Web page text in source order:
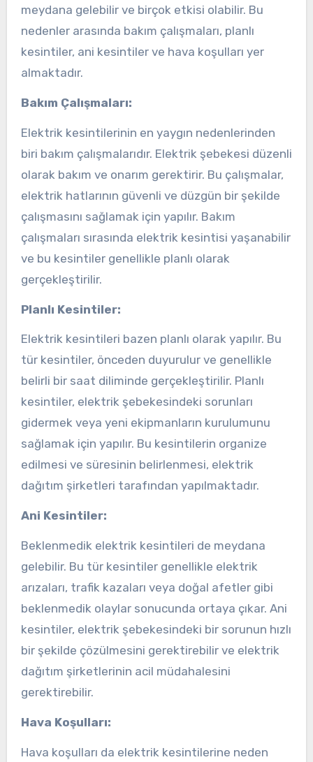
meydana gelebilir ve birçok etkisi olabilir. Bu
nedenler arasında bakım çalışmaları, planlı
kesintiler, ani kesintiler ve hava koşulları yer
almaktadır.
Bakım Çalışmaları:
Elektrik kesintilerinin en yaygın nedenlerinden
biri bakım çalışmalarıdır. Elektrik şebekesi düzenli
olarak bakım ve onarım gerektirir. Bu çalışmalar,
elektrik hatlarının güvenli ve düzgün bir şekilde
çalışmasını sağlamak için yapılır. Bakım
çalışmaları sırasında elektrik kesintisi yaşanabilir
ve bu kesintiler genellikle planlı olarak
gerçekleştirilir.
Planlı Kesintiler:
Elektrik kesintileri bazen planlı olarak yapılır. Bu
tür kesintiler, önceden duyurulur ve genellikle
belirli bir saat diliminde gerçekleştirilir. Planlı
kesintiler, elektrik şebekesindeki sorunları
gidermek veya yeni ekipmanların kurulumunu
sağlamak için yapılır. Bu kesintilerin organize
edilmesi ve süresinin belirlenmesi, elektrik
dağıtım şirketleri tarafından yapılmaktadır.
Ani Kesintiler:
Beklenmedik elektrik kesintileri de meydana
gelebilir. Bu tür kesintiler genellikle elektrik
arızaları, trafik kazaları veya doğal afetler gibi
beklenmedik olaylar sonucunda ortaya çıkar. Ani
kesintiler, elektrik şebekesindeki bir sorunun hızlı
bir şekilde çözülmesini gerektirebilir ve elektrik
dağıtım şirketlerinin acil müdahalesini
gerektirebilir.
Hava Koşulları:
Hava koşulları da elektrik kesintilerine neden